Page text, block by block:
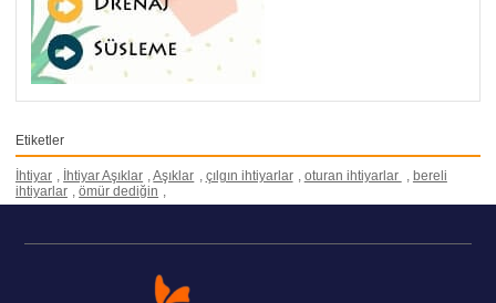
Etiketler
İhtiyar , İhtiyar Aşıklar ,Aşıklar , çılgın ihtiyarlar , oturan ihtiyarlar , bereli
ihtiyarlar , ömür dediğin ,